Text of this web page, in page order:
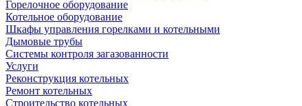
Горелочное оборудование
Котельное оборудование
Шкафы управления горелками и котельными
Дымовые трубы
Системы контроля загазованности
Услуги
Реконструкция котельных
Ремонт котельных
Строительство котельных